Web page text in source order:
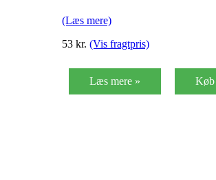
(Læs mere)
53 kr. (Vis fragtpris)
Læs mere » Køb